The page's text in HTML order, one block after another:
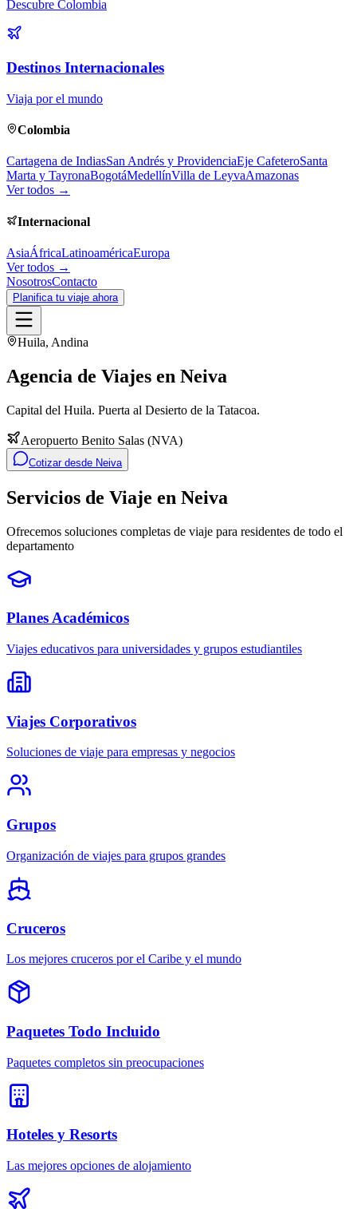
Descubre Colombia
Destinos Internacionales
Viaja por el mundo
Colombia
Cartagena de IndiasSan Andrés y ProvidenciaEje CafeteroSanta
Marta y TayronaBogotáMedellínVilla de LeyvaAmazonas
Ver todos →
Internacional
AsiaÁfricaLatinoaméricaEuropa
Ver todos →
NosotrosContacto
Planifica tu viaje ahora
Huila, Andina
Agencia de Viajes en Neiva
Capital del Huila. Puerta al Desierto de la Tatacoa.
Aeropuerto Benito Salas (NVA)
Cotizar desde Neiva
Servicios de Viaje en Neiva
Ofrecemos soluciones completas de viaje para residentes de todo el
departamento
Planes Académicos
Viajes educativos para universidades y grupos estudiantiles
Viajes Corporativos
Soluciones de viaje para empresas y negocios
Grupos
Organización de viajes para grupos grandes
Cruceros
Los mejores cruceros por el Caribe y el mundo
Paquetes Todo Incluido
Paquetes completos sin preocupaciones
Hoteles y Resorts
Las mejores opciones de alojamiento